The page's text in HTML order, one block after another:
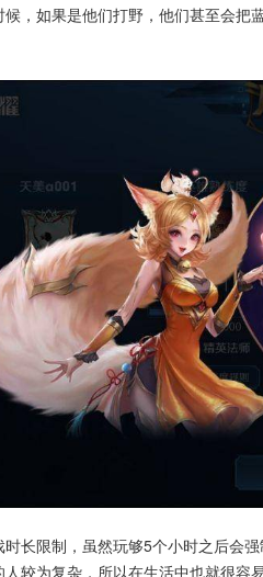
，如果是他们打野，他们甚至会把
长限制，虽然玩够5个小时之后会
较为复杂，所以在生活中也就很